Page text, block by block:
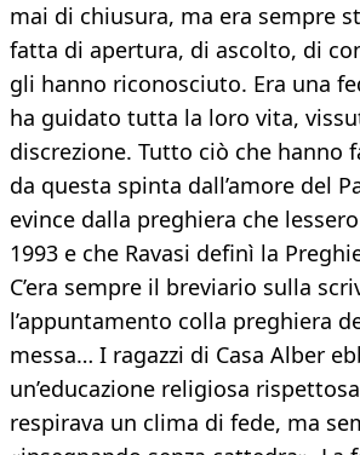
mai di chiusura, ma era sempre
fatta di apertura, di ascolto, di
gli hanno riconosciuto. Era una
ha guidato tutta la loro vita,
discrezione. Tutto ciò che hanno
da questa spinta dall’amore del
evince dalla preghiera che
1993 e che Ravasi definì la
C’era sempre il breviario sulla
l’appuntamento colla preghiera
messa… I ragazzi di Casa Alber
un’educazione religiosa
respirava un clima di fede, ma